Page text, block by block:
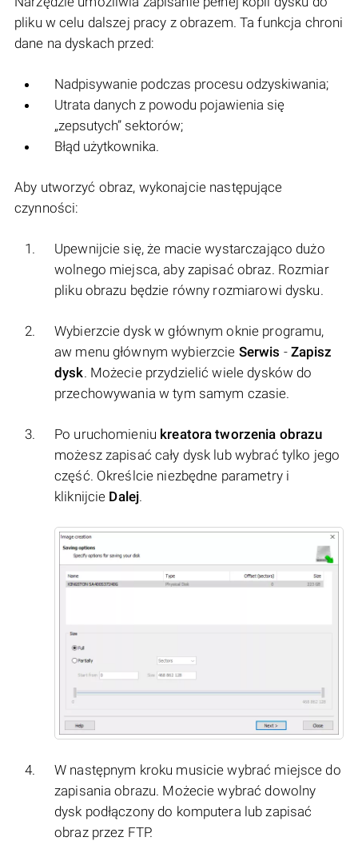
pliku w celu dalszej pracy z obrazem. Ta funkcja chroni
dane na dyskach przed:
Nadpisywanie podczas procesu odzyskiwania;
Utrata danych z powodu pojawienia się
„zepsutych” sektorów;
Błąd użytkownika.
Aby utworzyć obraz, wykonajcie następujące
czynności:
Upewnijcie się, że macie wystarczająco dużo
wolnego miejsca, aby zapisać obraz. Rozmiar
pliku obrazu będzie równy rozmiarowi dysku.
Wybierzcie dysk w głównym oknie programu,
aw menu głównym wybierzcie Serwis - Zapisz
dysk. Możecie przydzielić wiele dysków do
przechowywania w tym samym czasie.
Po uruchomieniu kreatora tworzenia obrazu
możesz zapisać cały dysk lub wybrać tylko jego
część. Określcie niezbędne parametry i
kliknijcie Dalej.
W następnym kroku musicie wybrać miejsce do
zapisania obrazu. Możecie wybrać dowolny
dysk podłączony do komputera lub zapisać
obraz przez FTP.